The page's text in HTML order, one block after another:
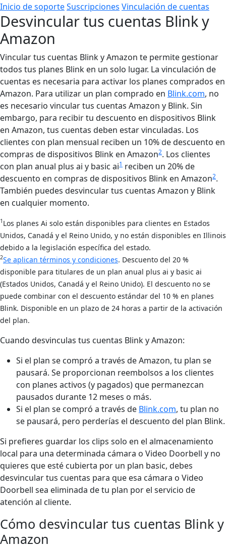
Inicio de soporteSuscripciones Vinculación de cuentas
Desvincular tus cuentas Blink y
Amazon
Vincular tus cuentas Blink y Amazon te permite gestionar
todos tus planes Blink en un solo lugar. La vinculación de
cuentas es necesaria para activar los planes comprados en
Amazon. Para utilizar un plan comprado en Blink.com, no
es necesario vincular tus cuentas Amazon y Blink. Sin
embargo, para recibir tu descuento en dispositivos Blink
en Amazon, tus cuentas deben estar vinculadas. Los
clientes con plan mensual reciben un 10% de descuento en
compras de dispositivos Blink en Amazon2. Los clientes
con plan anual plus ai y basic ai1 reciben un 20% de
descuento en compras de dispositivos Blink en Amazon2.
También puedes desvincular tus cuentas Amazon y Blink
en cualquier momento.
1 Los planes Ai solo están disponibles para clientes en Estados
Unidos, Canadá y el Reino Unido, y no están disponibles en Illinois
debido a la legislación específica del estado.
2Se aplican términos y condiciones. Descuento del 20 %
disponible para titulares de un plan anual plus ai y basic ai
(Estados Unidos, Canadá y el Reino Unido). El descuento no se
puede combinar con el descuento estándar del 10 % en planes
Blink. Disponible en un plazo de 24 horas a partir de la activación
del plan.
Cuando desvinculas tus cuentas Blink y Amazon:
Si el plan se compró a través de Amazon, tu plan se
pausará. Se proporcionan reembolsos a los clientes
con planes activos (y pagados) que permanezcan
pausados durante 12 meses o más.
Si el plan se compró a través de Blink.com, tu plan no
se pausará, pero perderías el descuento del plan Blink.
Si prefieres guardar los clips solo en el almacenamiento
local para una determinada cámara o Video Doorbell y no
quieres que esté cubierta por un plan basic, debes
desvincular tus cuentas para que esa cámara o Video
Doorbell sea eliminada de tu plan por el servicio de
atención al cliente.
Cómo desvincular tus cuentas Blink y
Amazon